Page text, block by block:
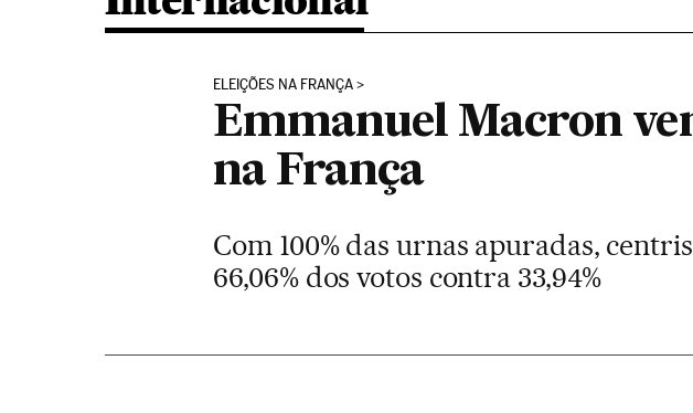
ELEIÇÕES NA FRANÇA
Emmanuel Macron
na França
Com 100% das urnas apuradas,
66,06% dos votos contra 33,94%